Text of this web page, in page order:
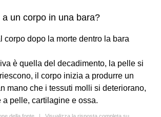
un corpo in una bara?
corpo dopo la morte dentro la bara
è quella del decadimento, la pelle si
il corpo inizia a produrre un
mano che i tessuti molli si deteriorano,
a pelle, cartilagine e ossa.
della fonte | Visualizza la risposta completa su